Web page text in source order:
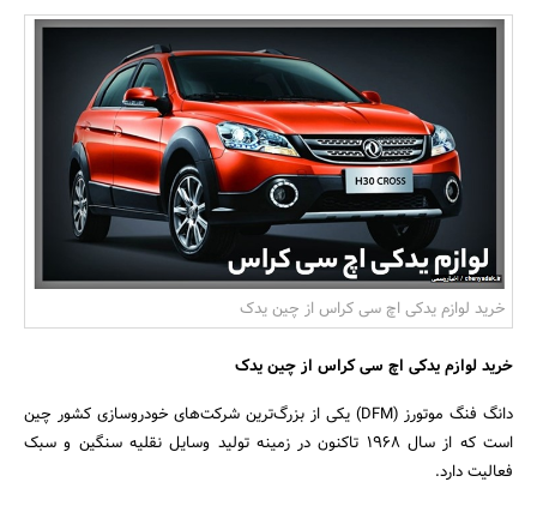
بانک، بیمه و سرمایه
مسکن و ساختمان
خرید لوازم یدکی اچ سی کراس از چین یدک
خرید لوازم یدکی اچ سی کراس از چین یدک
دانگ ‌فنگ موتورز (DFM) یکی از بزرگ‌ترین شرکت­‌های خودروسازی کشور چین
است که از سال 1968 تاکنون در زمینه تولید وسایل نقلیه سنگین و سبک
فعالیت دارد.